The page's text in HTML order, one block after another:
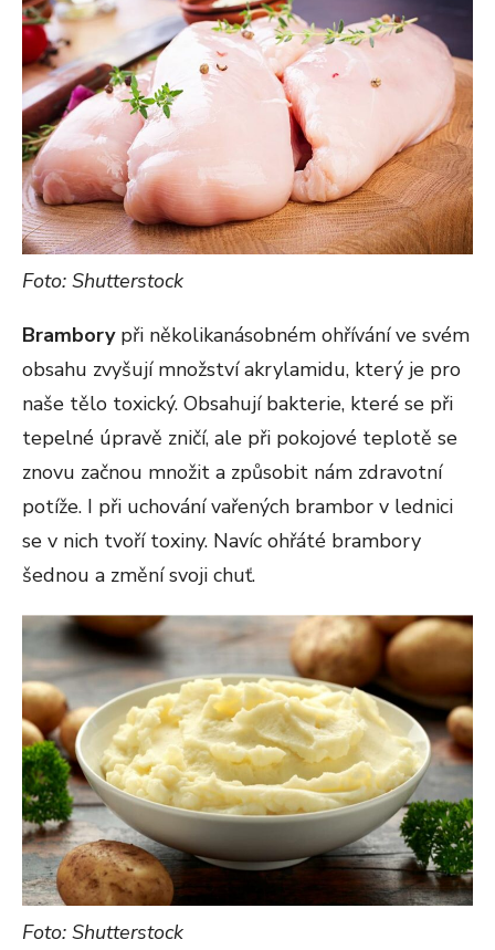
Foto: Shutterstock
Bramborypři několikanásobném ohřívání ve svém
obsahu zvyšují množství akrylamidu, který je pro
naše tělo toxický. Obsahují bakterie, které se při
tepelné úpravě zničí, ale při pokojové teplotě se
znovu začnou množit a způsobit nám zdravotní
potíže. I při uchování vařených brambor v lednici
se v nich tvoří toxiny. Navíc ohřáté brambory
šednou a změní svoji chuť.
Foto: Shutterstock